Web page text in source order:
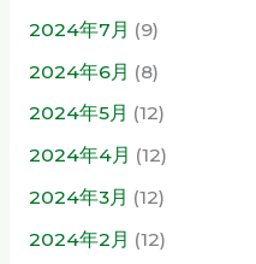
2024年7月 (9)
2024年6月 (8)
2024年5月 (12)
2024年4月 (12)
2024年3月 (12)
2024年2月 (12)